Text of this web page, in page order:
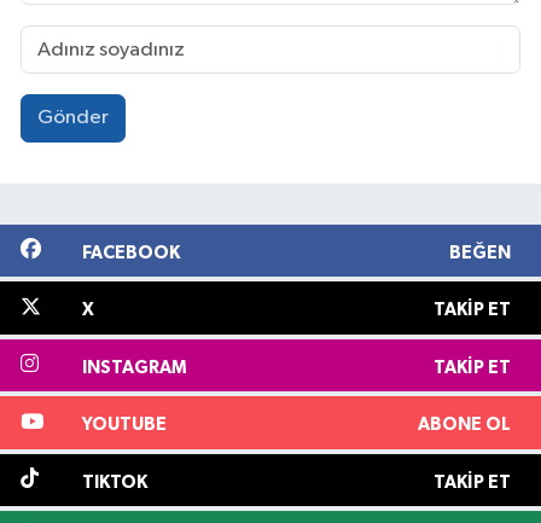
Gönder
FACEBOOK BEĞEN
X TAKIP ET
INSTAGRAM TAKIP ET
YOUTUBE ABONE OL
TIKTOK TAKIP ET